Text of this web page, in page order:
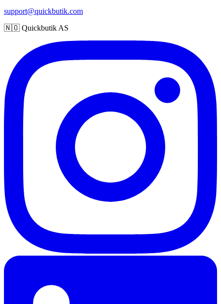
support@quickbutik.com
🇳🇴 Quickbutik AS